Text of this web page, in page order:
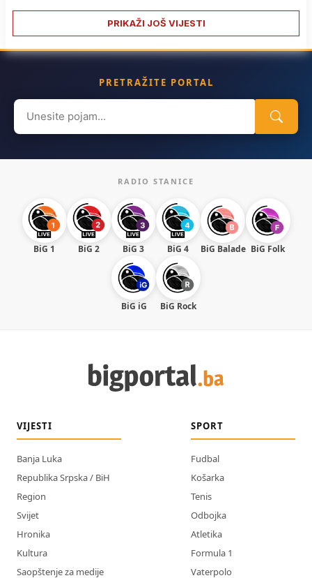
PRIKAŽI JOŠ VIJESTI
PRETRAŽITE PORTAL
Search
for:
RADIO STANICE
BiG 1 BiG 2 BiG 3 BiG 4 BiG Balade BiG Folk
BiG iG BiG Rock
VIJESTI
Banja Luka
Republika Srpska / BiH
Region
Svijet
Hronika
Kultura
Saopštenje za medije
SPORT
Fudbal
Košarka
Tenis
Odbojka
Atletika
Formula 1
Vaterpolo